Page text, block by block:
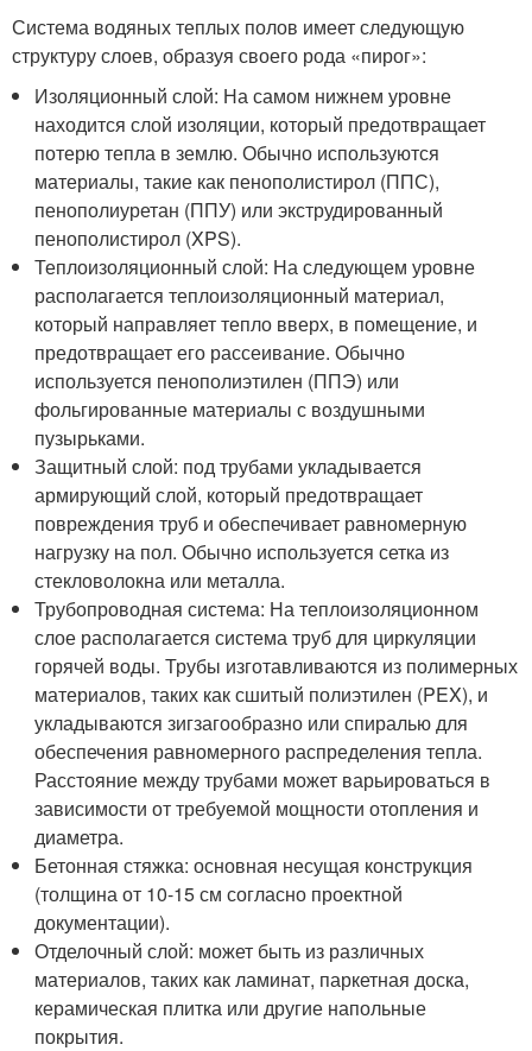
Система водяных теплых полов имеет следующую
структуру слоев, образуя своего рода «пирог»:
Изоляционный слой: На самом нижнем уровне
находится слой изоляции, который предотвращает
потерю тепла в землю. Обычно используются
материалы, такие как пенополистирол (ППС),
пенополиуретан (ППУ) или экструдированный
пенополистирол (XPS).
Теплоизоляционный слой: На следующем уровне
располагается теплоизоляционный материал,
который направляет тепло вверх, в помещение, и
предотвращает его рассеивание. Обычно
используется пенополиэтилен (ППЭ) или
фольгированные материалы с воздушными
пузырьками.
Защитный слой: под трубами укладывается
армирующий слой, который предотвращает
повреждения труб и обеспечивает равномерную
нагрузку на пол. Обычно используется сетка из
стекловолокна или металла.
Трубопроводная система: На теплоизоляционном
слое располагается система труб для циркуляции
горячей воды. Трубы изготавливаются из полимерных
материалов, таких как сшитый полиэтилен (PEX), и
укладываются зигзагообразно или спиралью для
обеспечения равномерного распределения тепла.
Расстояние между трубами может варьироваться в
зависимости от требуемой мощности отопления и
диаметра.
Бетонная стяжка: основная несущая конструкция
(толщина от 10-15 см согласно проектной
документации).
Отделочный слой: может быть из различных
материалов, таких как ламинат, паркетная доска,
керамическая плитка или другие напольные
покрытия.